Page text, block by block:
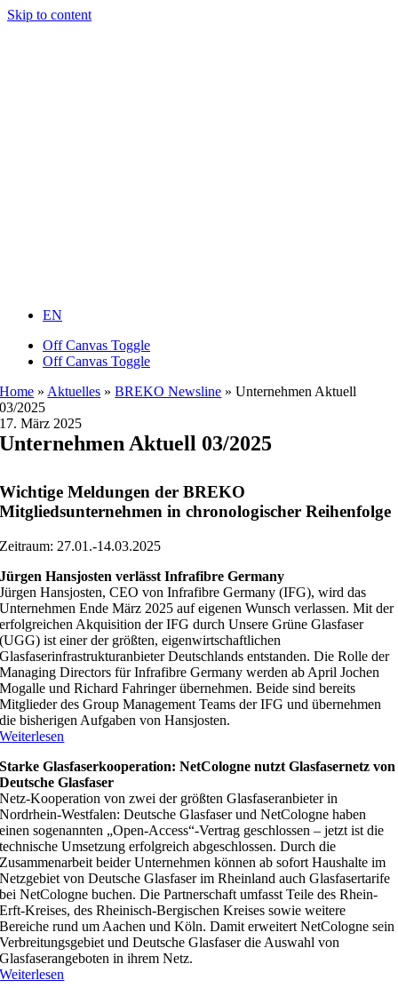
Skip to content
EN
Off Canvas Toggle
Off Canvas Toggle
Home » Aktuelles »BREKO Newsline »Unternehmen Aktuell
03/2025
17. März 2025
Unternehmen Aktuell 03/2025
Wichtige Meldungen der BREKO
Mitgliedsunternehmen in chronologischer Reihenfolge
Zeitraum: 27.01.-14.03.2025
Jürgen Hansjosten verlässt Infrafibre Germany
Jürgen Hansjosten, CEO von Infrafibre Germany (IFG), wird das
Unternehmen Ende März 2025 auf eigenen Wunsch verlassen. Mit der
erfolgreichen Akquisition der IFG durch Unsere Grüne Glasfaser
(UGG) ist einer der größten, eigenwirtschaftlichen
Glasfaserinfrastrukturanbieter Deutschlands entstanden. Die Rolle der
Managing Directors für Infrafibre Germany werden ab April Jochen
Mogalle und Richard Fahringer übernehmen. Beide sind bereits
Mitglieder des Group Management Teams der IFG und übernehmen
die bisherigen Aufgaben von Hansjosten.
Weiterlesen
Starke Glasfaserkooperation: NetCologne nutzt Glasfasernetz von
Deutsche Glasfaser
Netz-Kooperation von zwei der größten Glasfaseranbieter in
Nordrhein-Westfalen: Deutsche Glasfaser und NetCologne haben
einen sogenannten „Open-Access“-Vertrag geschlossen – jetzt ist die
technische Umsetzung erfolgreich abgeschlossen. Durch die
Zusammenarbeit beider Unternehmen können ab sofort Haushalte im
Netzgebiet von Deutsche Glasfaser im Rheinland auch Glasfasertarife
bei NetCologne buchen. Die Partnerschaft umfasst Teile des Rhein-
Erft-Kreises, des Rheinisch-Bergischen Kreises sowie weitere
Bereiche rund um Aachen und Köln. Damit erweitert NetCologne sein
Verbreitungsgebiet und Deutsche Glasfaser die Auswahl von
Glasfaserangeboten in ihrem Netz.
Weiterlesen